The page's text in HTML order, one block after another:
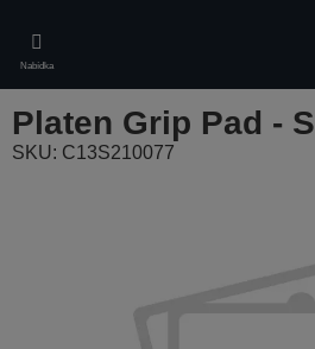
main
content
Nabídka
Platen Grip Pad - S
SKU: C13S210077